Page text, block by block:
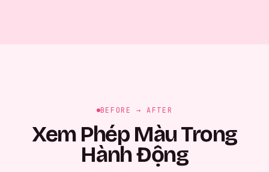
BEFORE → AFTER
Xem Phép Màu Trong
Hành Động